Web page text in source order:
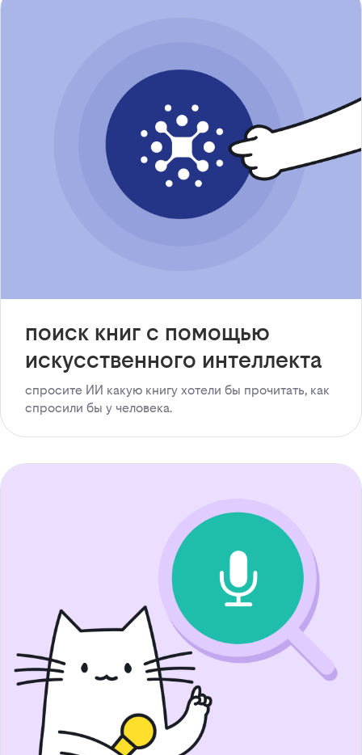
поиск книг с помощью
искусственного интеллекта
спросите ИИ какую книгу хотели бы прочитать, как
спросили бы у человека.